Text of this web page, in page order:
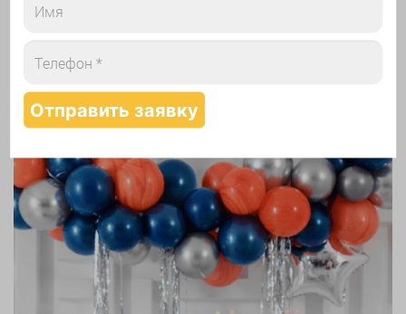
Надутие шаров гелием